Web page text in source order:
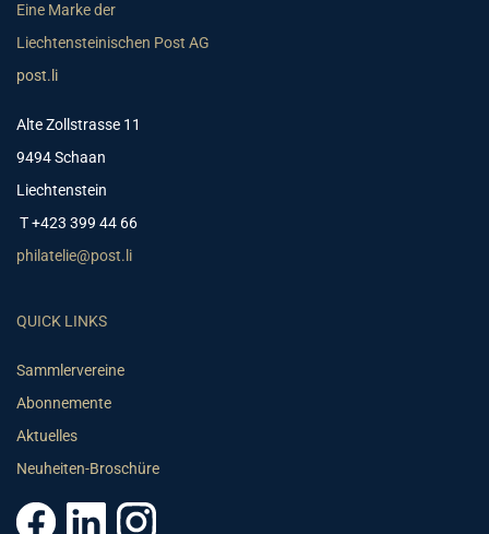
Eine Marke der
Liechtensteinischen Post AG
post.li
Alte Zollstrasse 11
9494 Schaan
Liechtenstein
T +423 399 44 66
philatelie@post.li
QUICK LINKS
Sammlervereine
Abonnemente
Aktuelles
Neuheiten-Broschüre